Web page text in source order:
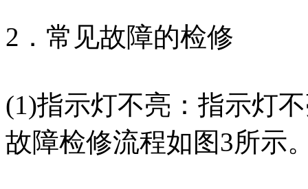
2．常见故障的检修
(1)指示灯不亮：指示灯
故障检修流程如图3所示